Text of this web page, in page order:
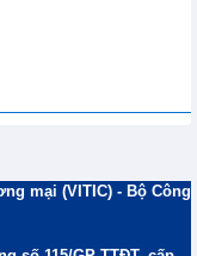
mại (VITIC) - Bộ Công